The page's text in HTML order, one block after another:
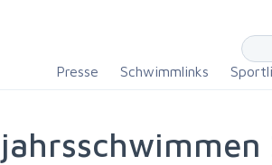
Presse Schwimmlinks